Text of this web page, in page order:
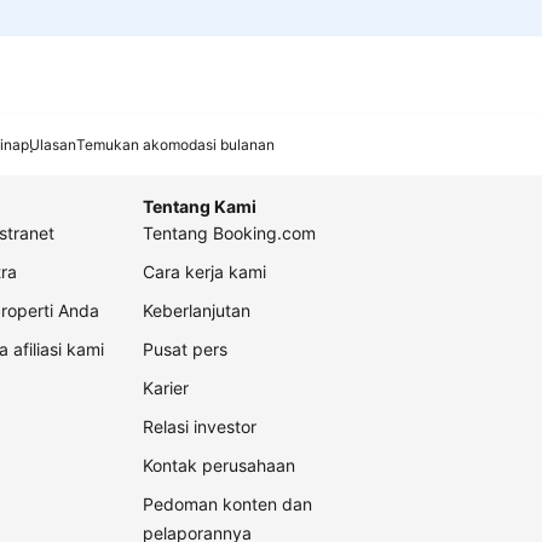
UlasanTemukan akomodasi bulanan
Anda
afiliasi kami
Tentang Kami
Tentang Booking.com
Cara kerja kami
Keberlanjutan
Pusat pers
Karier
Relasi investor
Kontak perusahaan
Pedoman konten dan
pelaporannya